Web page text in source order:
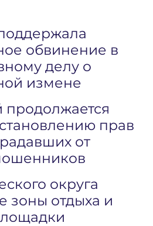
обвинение в
делу о
измене
продолжается
прав
от
округа
зоны отдыха и